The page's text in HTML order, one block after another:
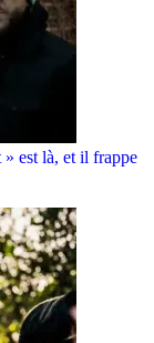
est là, et il frappe